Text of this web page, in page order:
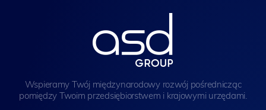
Wspieramy Twój międzynarodowy rozwój pośrednicząc
pomiędzy Twoim przedsiębiorstwem i krajowymi urzędami.